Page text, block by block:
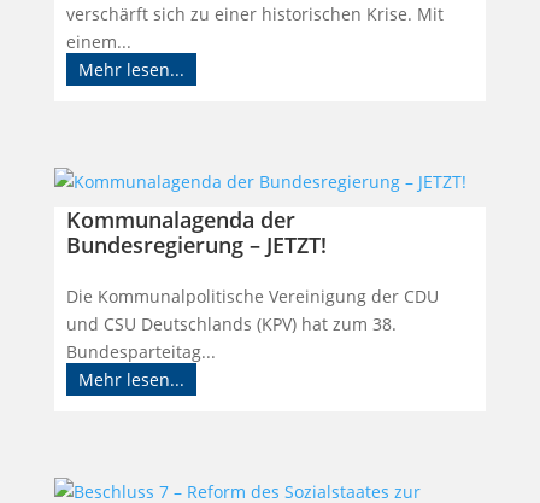
verschärft sich zu einer historischen Krise. Mit
einem...
Mehr lesen...
Kommunalagenda der
Bundesregierung – JETZT!
Die Kommunalpolitische Vereinigung der CDU
und CSU Deutschlands (KPV) hat zum 38.
Bundesparteitag...
Mehr lesen...